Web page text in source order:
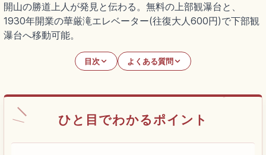
開山の勝道上人が発見と伝わる。無料の上部観瀑台と、
1930年開業の華厳滝エレベーター(往復大人600円)で下部観
瀑台へ移動可能。
目次 よくある質問
ひと目でわかるポイント